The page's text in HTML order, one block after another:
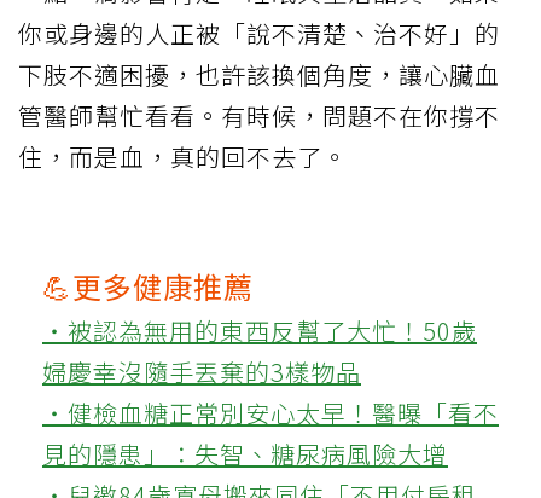
你或身邊的人正被「說不清楚、治不好」的
下肢不適困擾，也許該換個角度，讓心臟血
管醫師幫忙看看。有時候，問題不在你撐不
住，而是血，真的回不去了。
💪更多健康推薦
‧被認為無用的東西反幫了大忙！50歲
婦慶幸沒隨手丟棄的3樣物品
‧健檢血糖正常別安心太早！醫曝「看不
見的隱患」：失智、糖尿病風險大增